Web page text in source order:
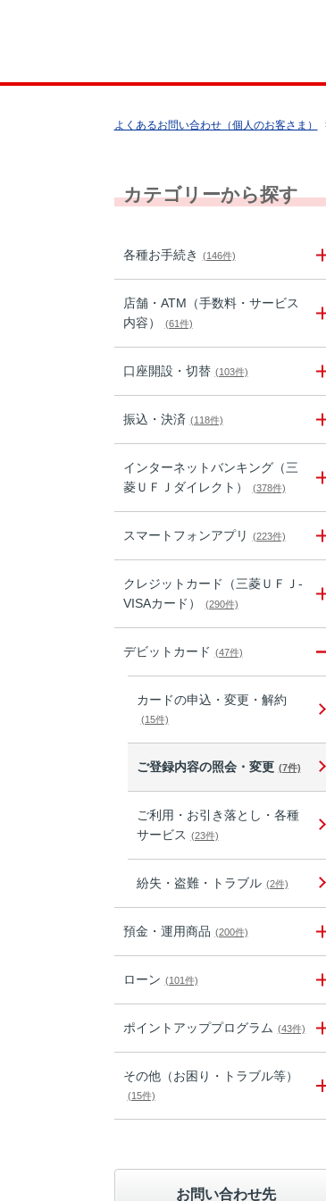
よくあるお問い合わせ（個人のお客さま）
カテゴリーから探す
各種お手続き (146件)
店舗・ATM（手数料・サービス
内容）
(61件)
口座開設・切替 (103件)
振込・決済 (118件)
インターネットバンキング（三
菱ＵＦＪダイレクト）
(378件)
スマートフォンアプリ (223件)
クレジットカード（三菱ＵＦＪ-
VISAカード）
(290件)
デビットカード (47件)
カードの申込・変更・解約
(15件)
ご登録内容の照会・変更 (7件)
ご利用・お引き落とし・各種
サービス (23件)
紛失・盗難・トラブル (2件)
預金・運用商品 (200件)
ローン (101件)
ポイントアッププログラム (43件)
その他（お困り・トラブル等）
(15件)
お問い合わせ先